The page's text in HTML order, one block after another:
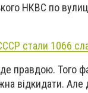
НКВС по
стали 1066
правдою. Того
відкидати. Але